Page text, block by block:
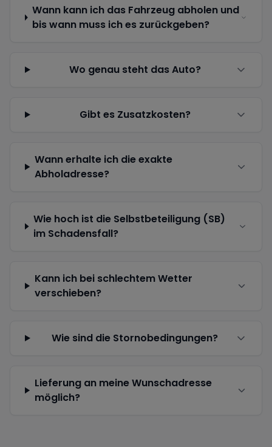
Wann kann ich das Fahrzeug abholen und
bis wann muss ich es zurückgeben?
Wo genau steht das Auto?
Gibt es Zusatzkosten?
Wann erhalte ich die exakte
Abholadresse?
Wie hoch ist die Selbstbeteiligung (SB)
im Schadensfall?
Kann ich bei schlechtem Wetter
verschieben?
Wie sind die Stornobedingungen?
Lieferung an meine Wunschadresse
möglich?